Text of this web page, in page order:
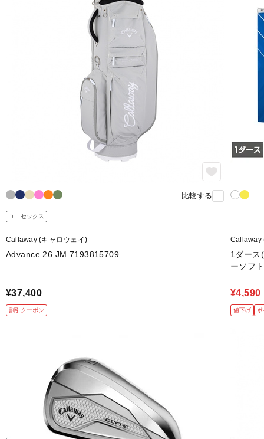
比較する
ユニセックス
Callaway (キャロウェイ)
Advance 26 JM 7193815709
¥37,400
割引クーポン
Callaway
1ダース
ーソフト
¥4,590
値下げ